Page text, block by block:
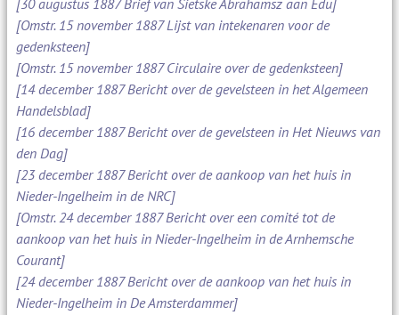
[Omstr. 15 november 1887 Lijst van intekenaren voor de
gedenksteen]
[Omstr. 15 november 1887 Circulaire over de gedenksteen]
[14 december 1887 Bericht over de gevelsteen in het Algemeen
Handelsblad]
[16 december 1887 Bericht over de gevelsteen in Het Nieuws van
den Dag]
[23 december 1887 Bericht over de aankoop van het huis in
Nieder-Ingelheim in de NRC]
[Omstr. 24 december 1887 Bericht over een comité tot de
aankoop van het huis in Nieder-Ingelheim in de Arnhemsche
Courant]
[24 december 1887 Bericht over de aankoop van het huis in
Nieder-Ingelheim in De Amsterdammer]